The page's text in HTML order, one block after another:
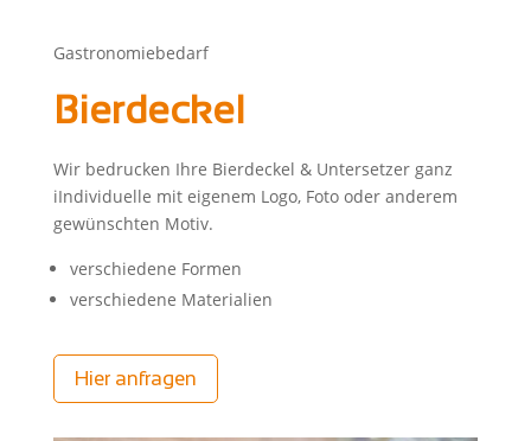
Gastronomiebedarf
Bierdeckel
Wir bedrucken Ihre Bierdeckel & Untersetzer ganz
iIndividuelle mit eigenem Logo, Foto oder anderem
gewünschten Motiv.
verschiedene Formen
verschiedene Materialien
Hier anfragen